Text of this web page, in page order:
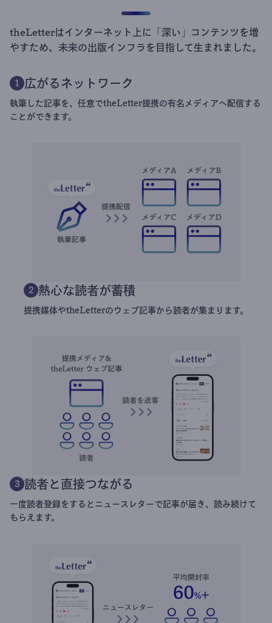
theLetterはインターネット上に「深い」コンテンツを増
やすため、未来の出版インフラを目指して生まれました。
1 広がるネットワーク
執筆した記事を、任意でtheLetter提携の有名メディアへ配信する
ことができます。
2 熱心な読者が蓄積
提携媒体やtheLetterのウェブ記事から読者が集まります。
3 読者と直接つながる
一度読者登録をするとニュースレターで記事が届き、読み続けて
もらえます。